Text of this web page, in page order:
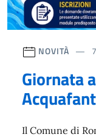
NOVITÀ
Giornata
Il Comune di